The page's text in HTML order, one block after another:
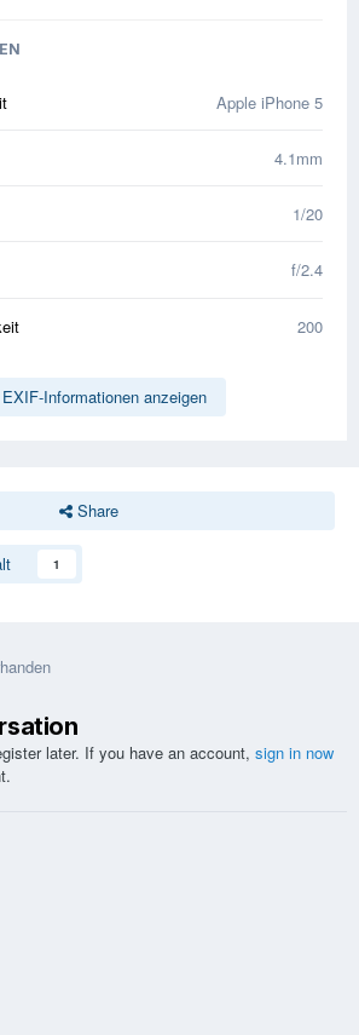
Apple iPhone 5
4.1mm
1/20
f/2.4
200
Informationen anzeigen
Share
1
later. If you have an account, sign in now